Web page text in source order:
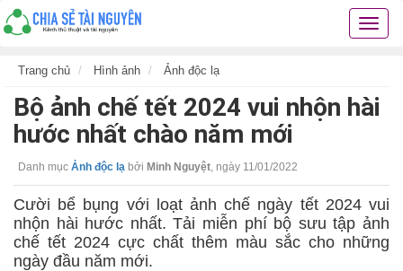
Chia
kiến
thức
thuật
hay
Trang chủ Hình ảnh Ảnh độc lạ
Bộ ảnh chế tết 2024 vui nhộn hài
hước nhất chào năm mới
Danh mục Ảnh độc lạ bởi Minh Nguyệt, ngày 11/01/2022
Cười bể bụng với loạt ảnh chế ngày tết 2024 vui
nhộn hài hước nhất. Tải miễn phí bộ sưu tập ảnh
chế tết 2024 cực chất thêm màu sắc cho những
ngày đầu năm mới.